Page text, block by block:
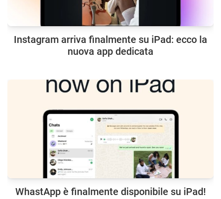
Instagram arriva finalmente su iPad: ecco la
nuova app dedicata
WhastApp è finalmente disponibile su iPad!